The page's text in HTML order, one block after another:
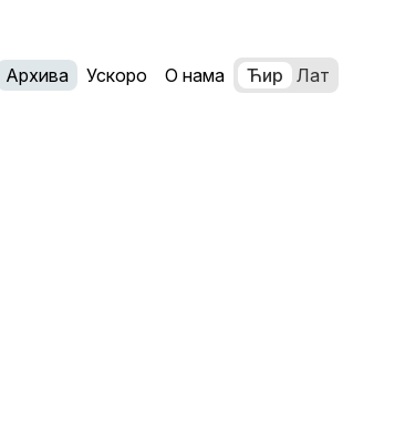
Архива Ускоро О нама Ћир Лат